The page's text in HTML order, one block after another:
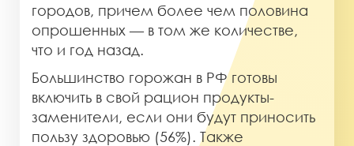
городов, причем более чем половина
опрошенных — в том же количестве,
что и год назад.
Большинство горожан в РФ готовы
включить в свой рацион продукты-
заменители, если они будут приносить
пользу здоровью (56%). Также